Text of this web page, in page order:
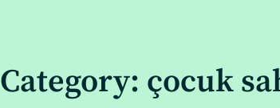
Category: çocuk